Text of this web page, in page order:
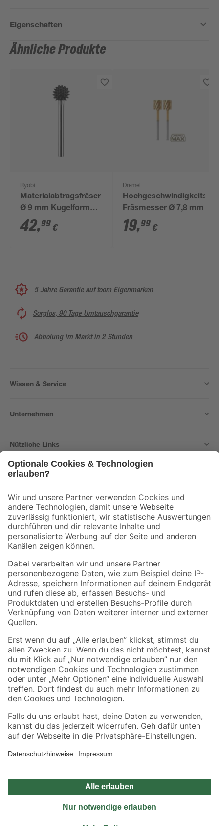
Eigenschaften
Ähnliche Produkte
Ryobi
Materialabtragsfräser
Ø 9 mm Kugelform
grob
42,99 €
Dremel
Hochgeschwindigkeits-
Fräsmesser Ø 7,8 mm
19,99 €
5 Jahre Garantie auf toom Eigenmarken
Sorglos, 90 Tage Umtauschgarantie
Abholung im Markt in 2 Stunden
Wissen & Service
Unternehmen
Nützliche Links
Der toom Newsletter: Keine Angebote und Aktionen mehr verpassen!
Zur Newsletter Anmeldung
Folge uns
Zahlungsarten Versandarten
Sicher einkaufen
Jetzt die toom-App herunterladen
Alle Preisangaben in EUR inkl. gesetzl. MwSt.. Die dargestellten Angebote sind unter
Umständen nicht in allen Märkten verfügbar. Die angegebenen Verfügbarkeiten beziehen
Produkte nur solange der Vorrat reicht.
*Paketversand ab 59 € versandkostenfrei, gilt nicht für Artikel mit Speditionsversand, hier
Privatsphäre Impressum
Nutzungsbedingungen
Widerrufsrecht
Vertrag widerrufen